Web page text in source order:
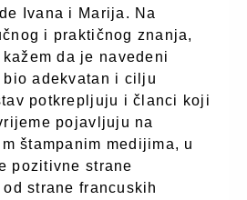
Ivana i Marija. Na
i praktičnog znanja,
da je navedeni
adekvatan i cilju
potkrepljuju i članci koji
pojavljuju na
štampanim medijima, u
pozitivne strane
strane francuskih